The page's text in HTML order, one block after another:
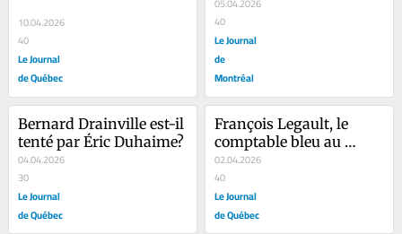
10.04.2026
40
Le Journal
de Québec
05.04.2026
40
Le Journal
de
Montréal
Bernard Drainville est-il
tenté par Éric Duhaime?
04.04.2026
30
Le Journal
de Québec
François Legault, le
comptable bleu au
grand cœur
02.04.2026
40
Le Journal
de Québec